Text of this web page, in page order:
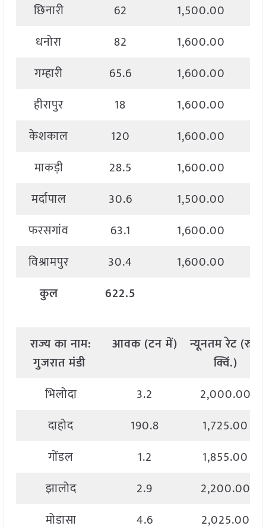
छिनारी
62
1,500.00
धनोरा
82
1,600.00
गम्हारी
65.6
1,600.00
हीरापुर
18
1,600.00
केशकाल
120
1,600.00
माकड़ी
28.5
1,600.00
मर्दापाल
30.6
1,500.00
फरसगांव
63.1
1,600.00
विश्रामपुर
30.4
1,600.00
कुल
622.5
राज्यकानाम:
गुजरात मंडी
आवक (टनमें) न्यूनतमरेट (रु
क्विं.)
भिलोदा
3.2
2,000.00
दाहोद
190.8
1,725.00
गोंडल
1.2
1,855.00
झालोद
2.9
2,200.00
मोडासा
4.6 2,025.00